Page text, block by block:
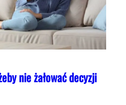
nie żałować decyzji